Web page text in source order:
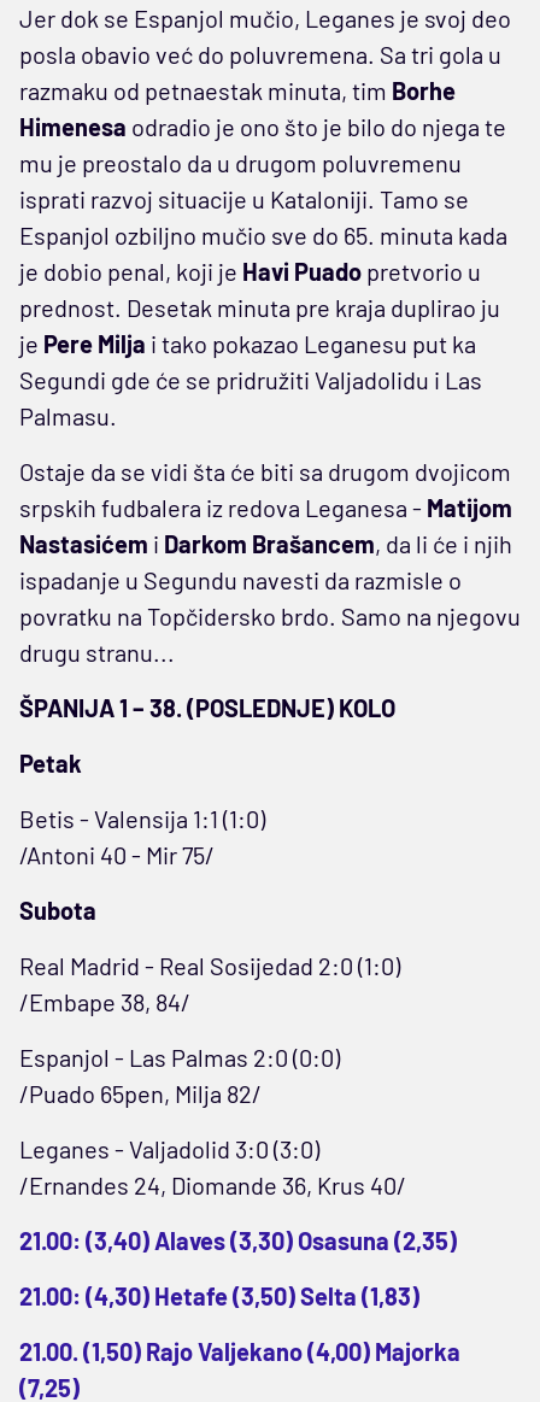
Jer dok se Espanjol mučio, Leganes je svoj deo
posla obavio već do poluvremena. Sa tri gola u
razmaku od petnaestak minuta, tim Borhe
Himenesa odradio je ono što je bilo do njega te
mu je preostalo da u drugom poluvremenu
isprati razvoj situacije u Kataloniji. Tamo se
Espanjol ozbiljno mučio sve do 65. minuta kada
je dobio penal, koji je Havi Puado pretvorio u
prednost. Desetak minuta pre kraja duplirao ju
je Pere Milja i tako pokazao Leganesu put ka
Segundi gde će se pridružiti Valjadolidu i Las
Palmasu.
Ostaje da se vidi šta će biti sa drugom dvojicom
srpskih fudbalera iz redova Leganesa - Matijom
Nastasićem i Darkom Brašancem, da li će i njih
ispadanje u Segundu navesti da razmisle o
povratku na Topčidersko brdo. Samo na njegovu
drugu stranu...
ŠPANIJA 1 – 38. (POSLEDNJE) KOLO
Petak
Betis - Valensija 1:1 (1:0)
/Antoni 40 - Mir 75/
Subota
Real Madrid - Real Sosijedad 2:0 (1:0)
/Embape 38, 84/
Espanjol - Las Palmas 2:0 (0:0)
/Puado 65pen, Milja 82/
Leganes - Valjadolid 3:0 (3:0)
/Ernandes 24, Diomande 36, Krus 40/
21.00: (3,40) Alaves (3,30) Osasuna (2,35)
21.00: (4,30) Hetafe (3,50) Selta (1,83)
21.00. (1,50) Rajo Valjekano (4,00) Majorka
(7,25)